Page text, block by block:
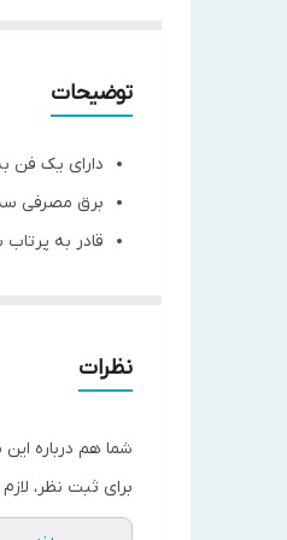
توضیحات
دارای یک فن به قطر ۴۲
برق مصرفی
قادر به پرتاب باد
توان اسمی (اسب
وزن اواپراتور
جعبه
سطح تبادل حرارت
نظرات
شما هم درباره
برای ثبت نظر،